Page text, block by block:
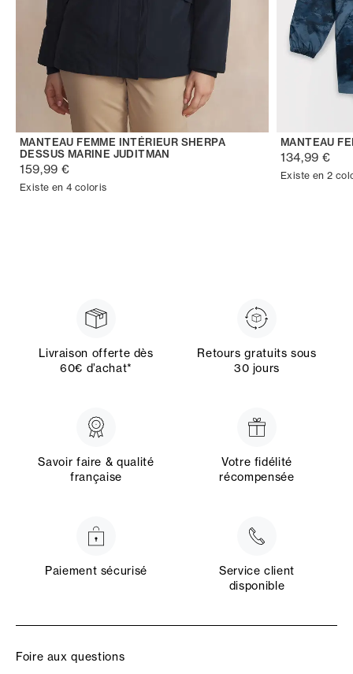
MANTEAU FEMME INTÉRIEUR SHERPA
DESSUS MARINE JUDITMAN
159,99 €
Existe en 4 coloris
MANTEAU
134,99 €
Existe en 2
Livraison offerte dès
60€ d’achat*
Retours gratuits sous
30 jours
Savoir faire & qualité
française
Votre fidélité
récompensée
Paiement sécurisé
Service client
disponible
Foire aux questions